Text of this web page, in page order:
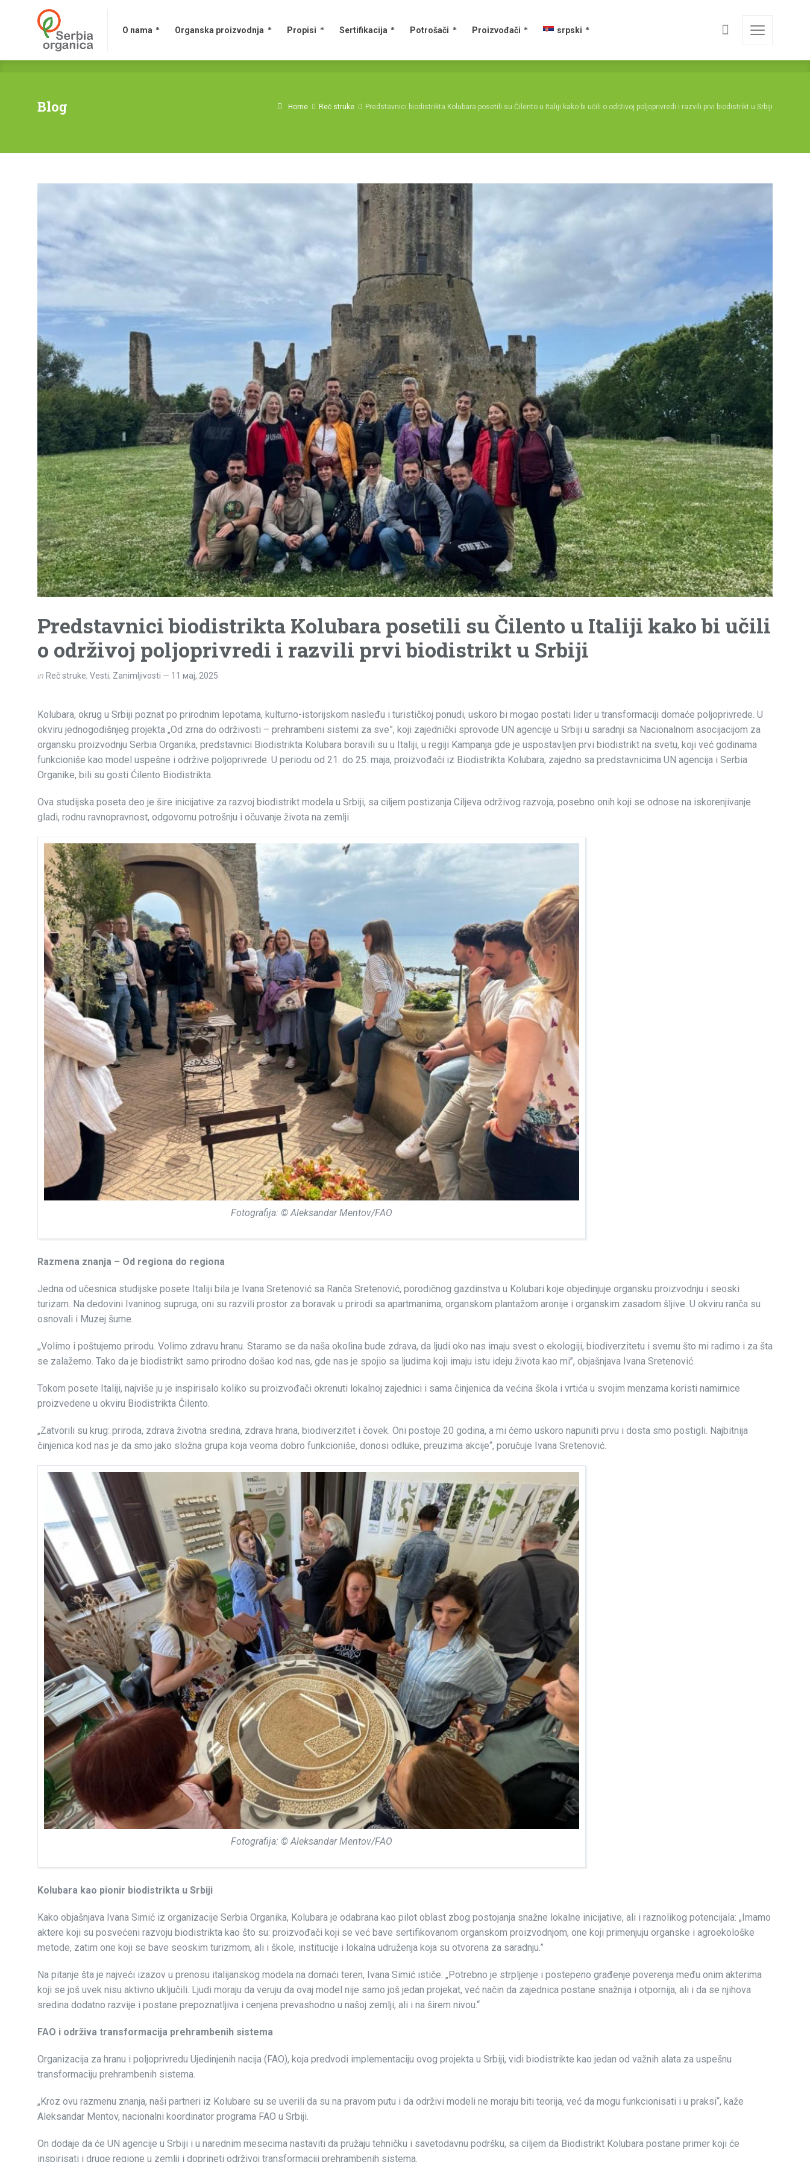
O nama Organska proizvodnja Propisi Sertifikacija Potrošači Proizvođači srpski
Blog Home Reč struke Predstavnici biodistrikta Kolubara posetili su Čilento u Italiji kako bi učili o održivoj poljoprivredi i razvili prvi biodistrikt u Srbiji
Predstavnici biodistrikta Kolubara posetili su Čilento u Italiji kako bi učili
o održivoj poljoprivredi i razvili prvi biodistrikt u Srbiji
in Reč struke, Vesti, Zanimljivosti 11 мај, 2025
Kolubara, okrug u Srbiji poznat po prirodnim lepotama, kulturno-istorijskom nasleđu i turističkoj ponudi, uskoro bi mogao postati lider u transformaciji domaće poljoprivrede. U
okviru jednogodišnjeg projekta „Od zrna do održivosti – prehrambeni sistemi za sve”, koji zajednički sprovode UN agencije u Srbiji u saradnji sa Nacionalnom asocijacijom za
organsku proizvodnju Serbia Organika, predstavnici Biodistrikta Kolubara boravili su u Italiji, u regiji Kampanja gde je uspostavljen prvi biodistrikt na svetu, koji već godinama
funkcioniše kao model uspešne i održive poljoprivrede. U periodu od 21. do 25. maja, proizvođači iz Biodistrikta Kolubara, zajedno sa predstavnicima UN agencija i Serbia
Organike, bili su gosti Ćilento Biodistrikta.
Ova studijska poseta deo je šire inicijative za razvoj biodistrikt modela u Srbiji, sa ciljem postizanja Ciljeva održivog razvoja, posebno onih koji se odnose na iskorenjivanje
gladi, rodnu ravnopravnost, odgovornu potrošnju i očuvanje života na zemlji.
Fotografija: © Aleksandar Mentov/FAO
Razmena znanja – Od regiona do regiona
Jedna od učesnica studijske posete Italiji bila je Ivana Sretenović sa Ranča Sretenović, porodičnog gazdinstva u Kolubari koje objedinjuje organsku proizvodnju i seoski
turizam. Na dedovini Ivaninog supruga, oni su razvili prostor za boravak u prirodi sa apartmanima, organskom plantažom aronije i organskim zasadom šljive. U okviru ranča su
osnovali i Muzej šume.
,,Volimo i poštujemo prirodu. Volimo zdravu hranu. Staramo se da naša okolina bude zdrava, da ljudi oko nas imaju svest o ekologiji, biodiverzitetu i svemu što mi radimo i za šta
se zalažemo. Tako da je biodistrikt samo prirodno došao kod nas, gde nas je spojio sa ljudima koji imaju istu ideju života kao mi’’, objašnjava Ivana Sretenović.
Tokom posete Italiji, najviše ju je inspirisalo koliko su proizvođači okrenuti lokalnoj zajednici i sama činjenica da većina škola i vrtića u svojim menzama koristi namirnice
proizvedene u okviru Biodistrikta Ćilento.
„Zatvorili su krug: priroda, zdrava životna sredina, zdrava hrana, biodiverzitet i čovek. Oni postoje 20 godina, a mi ćemo uskoro napuniti prvu i dosta smo postigli. Najbitnija
činjenica kod nas je da smo jako složna grupa koja veoma dobro funkcioniše, donosi odluke, preuzima akcije“, poručuje Ivana Sretenović.
Fotografija: © Aleksandar Mentov/FAO
Kolubara kao pionir biodistrikta u Srbiji
Kako objašnjava Ivana Simić iz organizacije Serbia Organika, Kolubara je odabrana kao pilot oblast zbog postojanja snažne lokalne inicijative, ali i raznolikog potencijala: „Imamo
aktere koji su posvećeni razvoju biodistrikta kao što su: proizvođači koji se već bave sertifikovanom organskom proizvodnjom, one koji primenjuju organske i agroekološke
metode, zatim one koji se bave seoskim turizmom, ali i škole, institucije i lokalna udruženja koja su otvorena za saradnju.”
Na pitanje šta je najveći izazov u prenosu italijanskog modela na domaći teren, Ivana Simić ističe: „Potrebno je strpljenje i postepeno građenje poverenja među onim akterima
koji se još uvek nisu aktivno uključili. Ljudi moraju da veruju da ovaj model nije samo još jedan projekat, već način da zajednica postane snažnija i otpornija, ali i da se njihova
sredina dodatno razvije i postane prepoznatljiva i cenjena prevashodno u našoj zemlji, ali i na širem nivou.“
FAO i održiva transformacija prehrambenih sistema
Organizacija za hranu i poljoprivredu Ujedinjenih nacija (FAO), koja predvodi implementaciju ovog projekta u Srbiji, vidi biodistrikte kao jedan od važnih alata za uspešnu
transformaciju prehrambenih sistema.
„Kroz ovu razmenu znanja, naši partneri iz Kolubare su se uverili da su na pravom putu i da održivi modeli ne moraju biti teorija, već da mogu funkcionisati i u praksi“, kaže
Aleksandar Mentov, nacionalni koordinator programa FAO u Srbiji.
On dodaje da će UN agencije u Srbiji i u narednim mesecima nastaviti da pružaju tehničku i savetodavnu podršku, sa ciljem da Biodistrikt Kolubara postane primer koji će
inspirisati i druge regione u zemlji i doprineti održivoj transformaciji prehrambenih sistema.